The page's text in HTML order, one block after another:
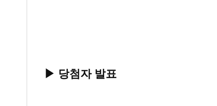
▶ 당첨자 발표